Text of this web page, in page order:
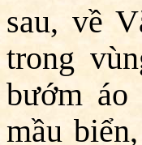
sau, về
trong
bướm áo
mầu